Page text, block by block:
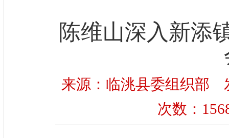
陈维山深入新添
来源：临洮县委组织部
次数：